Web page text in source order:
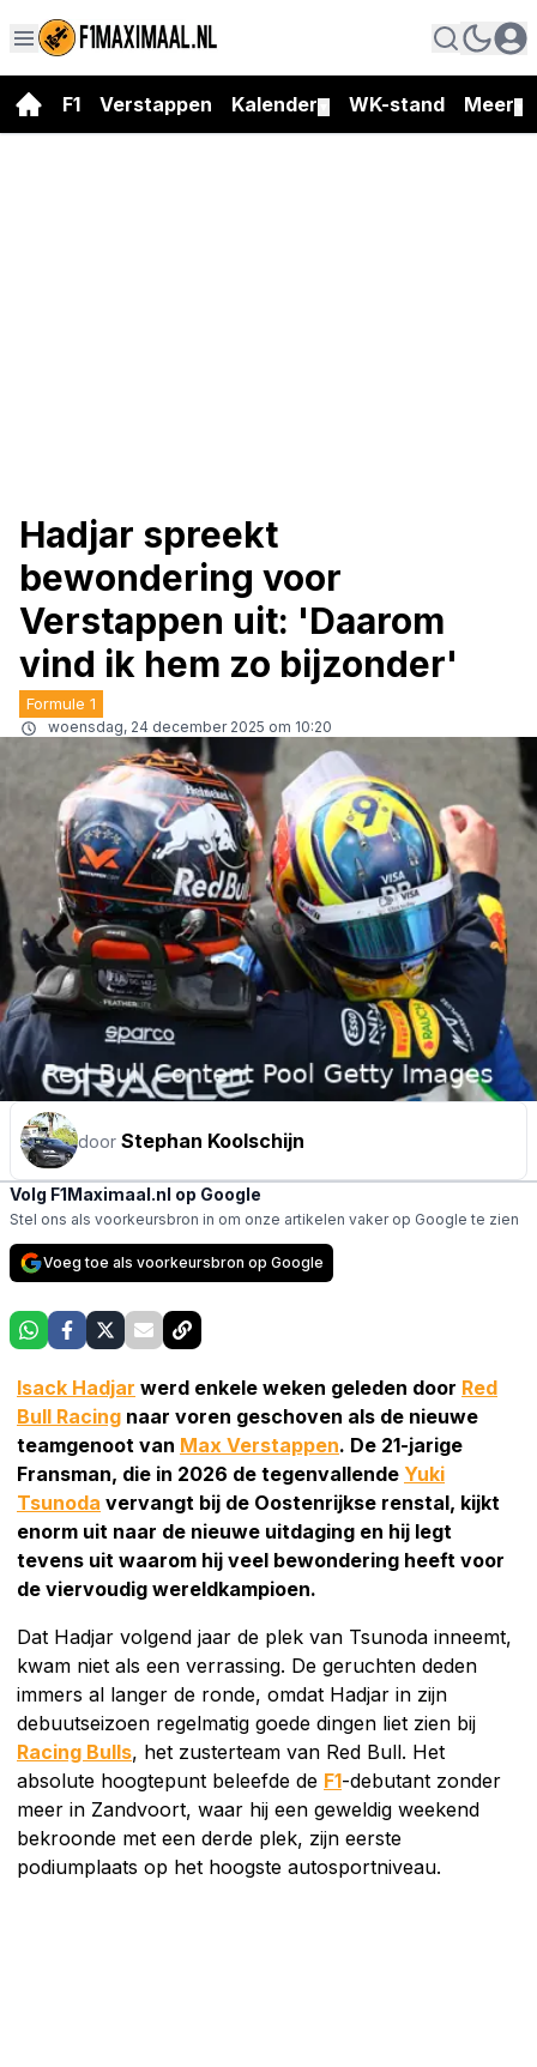
F1 Verstappen Kalender WK-stand Meer
Hadjar spreekt
bewondering voor
Verstappen uit: 'Daarom
vind ik hem zo bijzonder'
Formule 1
woensdag, 24 december 2025 om 10:20
door Stephan Koolschijn
Volg F1Maximaal.nl op Google
Stel ons als voorkeursbron in om onze artikelen vaker op Google te zien
Voeg toe als voorkeursbron op Google
Isack Hadjar werd enkele weken geleden door Red
Bull Racing naar voren geschoven als de nieuwe
teamgenoot van Max Verstappen. De 21-jarige
Fransman, die in 2026 de tegenvallende Yuki
Tsunoda vervangt bij de Oostenrijkse renstal, kijkt
enorm uit naar de nieuwe uitdaging en hij legt
tevens uit waarom hij veel bewondering heeft voor
de viervoudig wereldkampioen.
Dat Hadjar volgend jaar de plek van Tsunoda inneemt,
kwam niet als een verrassing. De geruchten deden
immers al langer de ronde, omdat Hadjar in zijn
debuutseizoen regelmatig goede dingen liet zien bij
Racing Bulls, het zusterteam van Red Bull. Het
absolute hoogtepunt beleefde de F1-debutant zonder
meer in Zandvoort, waar hij een geweldig weekend
bekroonde met een derde plek, zijn eerste
podiumplaats op het hoogste autosportniveau.